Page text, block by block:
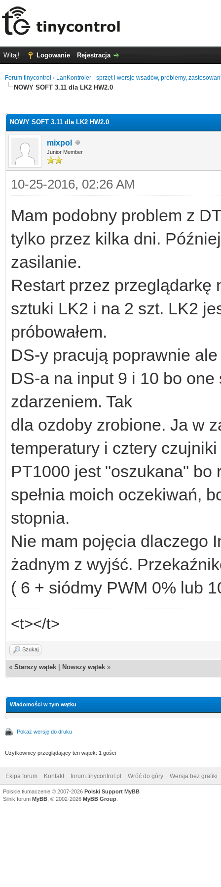
Witaj! Logowanie Rejestracja
Forum tinycontrol › LanKontroler - sprzęt i wersje wsadów, problemy,
NOWY SOFT 3.11 dla LK2 HW2.0
NOWY SOFT 3.11 dla LK2 HW2.0
mixpol
Junior Member
10-25-2016, 02:26 AM
Mam podobny problem z
tylko przez kilka dni.
zasilanie.
Restart przez przeglądarkę
sztuki LK2 i na 2 szt. LK2
próbowałem.
DS-y pracują poprawnie
DS-a na input 9 i 10 bo
zdarzeniem. Tak
dla ozdoby zrobione. Ja w
temperatury i cztery
PT1000 jest "oszukana" bo
spełnia moich oczekiwań,
stopnia.
Nie mam pojęcia dlaczego
żadnym z wyjść.
( 6 + siódmy PWM 0% lub
<t></t>
Szukaj
« Starszy wątek Nowszy wątek »
Wiadomości w tym wątku
Pokaż wersję do druku
Użytkownicy przeglądający ten wątek: 1 gości
Ekipa forum Kontakt forum.tinycontrol.pl Wróć do góry Wersja bez grafiki
Polskie tłumaczenie © 2007-2026 Polski Support MyBB
Silnik forum MyBB , © 2002-2026 MyBB Group